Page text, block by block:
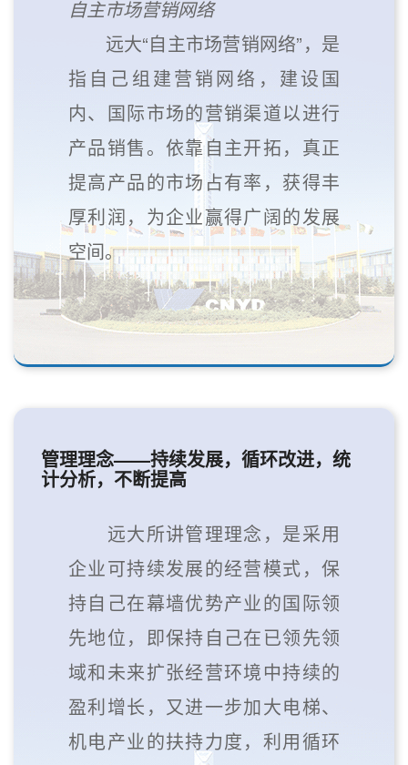
自主市场营销网络
远大“自主市场营销网络”，是
指自己组建营销网络，建设国
内、国际市场的营销渠道以进行
产品销售。依靠自主开拓，真正
提高产品的市场占有率，获得丰
厚利润，为企业赢得广阔的发展
空间。
管理理念——持续发展，循环改进，统
计分析，不断提高
远大所讲管理理念，是采用
企业可持续发展的经营模式，保
持自己在幕墙优势产业的国际领
先地位，即保持自己在已领先领
域和未来扩张经营环境中持续的
盈利增长，又进一步加大电梯、
机电产业的扶持力度，利用循环